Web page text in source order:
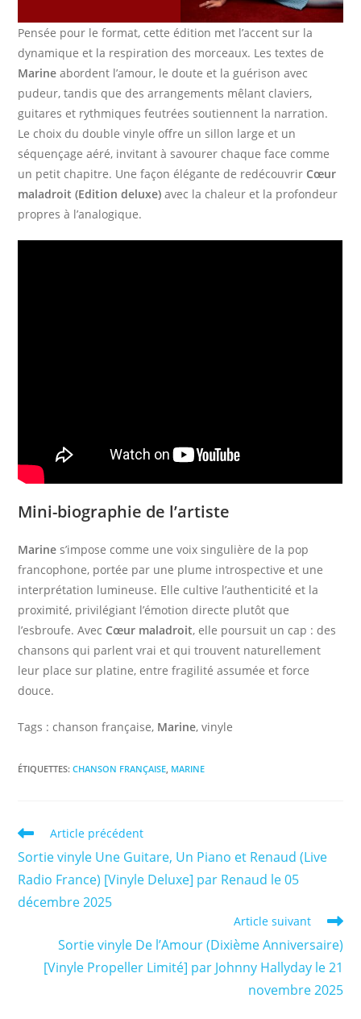
Pensée pour le format, cette édition met l’accent sur la
dynamique et la respiration des morceaux. Les textes de
Marine abordent l’amour, le doute et la guérison avec
pudeur, tandis que des arrangements mêlant claviers,
guitares et rythmiques feutrées soutiennent la narration.
Le choix du double vinyle offre un sillon large et un
séquençage aéré, invitant à savourer chaque face comme
un petit chapitre. Une façon élégante de redécouvrir Cœur
maladroit (Edition deluxe) avec la chaleur et la profondeur
propres à l’analogique.
Mini-biographie de l’artiste
Marine s’impose comme une voix singulière de la pop
francophone, portée par une plume introspective et une
interprétation lumineuse. Elle cultive l’authenticité et la
proximité, privilégiant l’émotion directe plutôt que
l’esbroufe. Avec Cœur maladroit, elle poursuit un cap : des
chansons qui parlent vrai et qui trouvent naturellement
leur place sur platine, entre fragilité assumée et force
douce.
Tags : chanson française, Marine, vinyle
ÉTIQUETTES:CHANSON FRANÇAISE MARINE
Read
articles
Article précédent
Sortie vinyle Une Guitare, Un Piano et Renaud (Live
Radio France) [Vinyle Deluxe] par Renaud le 05
décembre 2025
Article suivant
Sortie vinyle De l’Amour (Dixième Anniversaire)
[Vinyle Propeller Limité] par Johnny Hallyday le 21
novembre 2025